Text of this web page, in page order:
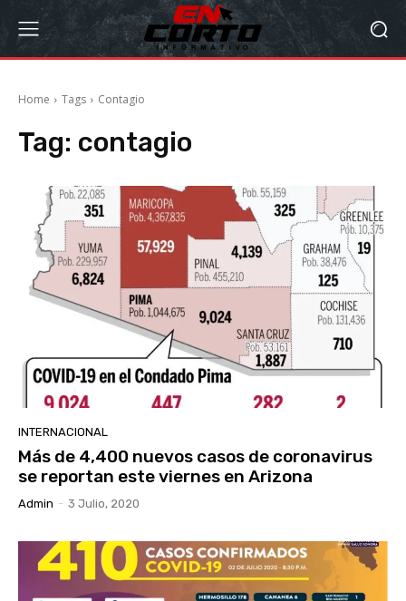
Home Tags Contagio
Tag: contagio
INTERNACIONAL
Más de 4,400 nuevos casos de coronavirus
se reportan este viernes en Arizona
Admin - 3 Julio, 2020